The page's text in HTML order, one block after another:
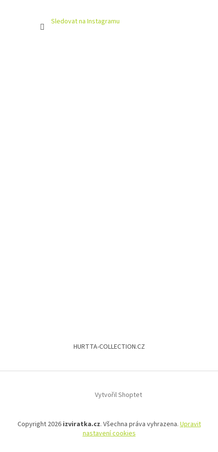
Sledovat na Instagramu
HURTTA-COLLECTION.CZ
Vytvořil Shoptet
Copyright 2026 izviratka.cz. Všechna práva vyhrazena.Upravit
nastavení cookies